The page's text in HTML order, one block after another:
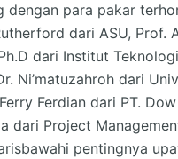
dengan para pakar
dari ASU, Prof.
dari Institut
Ni’matuzahroh dari
Ferdian dari PT.
dari Project
pentingnya